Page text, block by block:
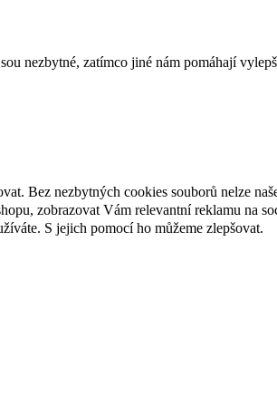
nezbytné, zatímco jiné nám pomáhají
Bez nezbytných cookies souborů nelze
zobrazovat Vám relevantní reklamu na
S jejich pomocí ho můžeme zlepšovat.